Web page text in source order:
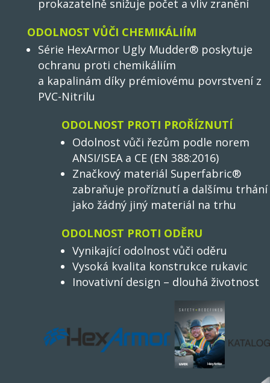
prokazatelně snižuje počet a vliv zranění
ODOLNOST VŮČI CHEMIKÁLIÍM
Série HexArmor Ugly Mudder® poskytuje
ochranu proti chemikáliím
a kapalinám díky prémiovému povrstvení z
PVC-Nitrilu
ODOLNOST PROTI PROŘÍZNUTÍ
Odolnost vůči řezům podle norem
ANSI/ISEA a CE (EN 388:2016)
Značkový materiál Superfabric®
zabraňuje proříznutí a dalšímu trhání
jako žádný jiný materiál na trhu
ODOLNOST PROTI ODĚRU
Vynikající odolnost vůči oděru
Vysoká kvalita konstrukce rukavic
Inovativní design – dlouhá životnost